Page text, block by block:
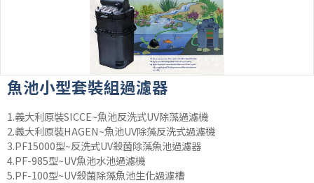
魚池小型套裝組過濾器
1.義大利原裝SICCE~魚池反洗式UV除藻過濾機
2.義大利原裝HAGEN~魚池UV除藻反洗式過濾機
3.PF15000型~反洗式UV殺菌除藻魚池過濾器
4.PF-985型~UV魚池水池過濾機
5.PF-100型~UV殺菌除藻魚池生化過濾槽